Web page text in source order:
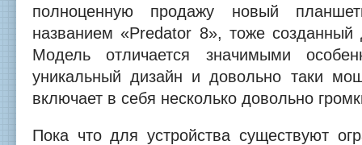
полноценную продажу новый
названием «Predator 8», тоже
Модель отличается значимыми
уникальный дизайн и довольно таки
включает в себя несколько довольно
Пока что для устройства существуют